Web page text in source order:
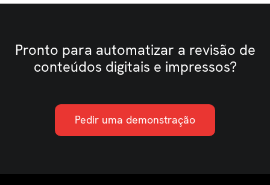
Pronto para automatizar a revisão de
conteúdos digitais e impressos?
Pedir uma demonstração